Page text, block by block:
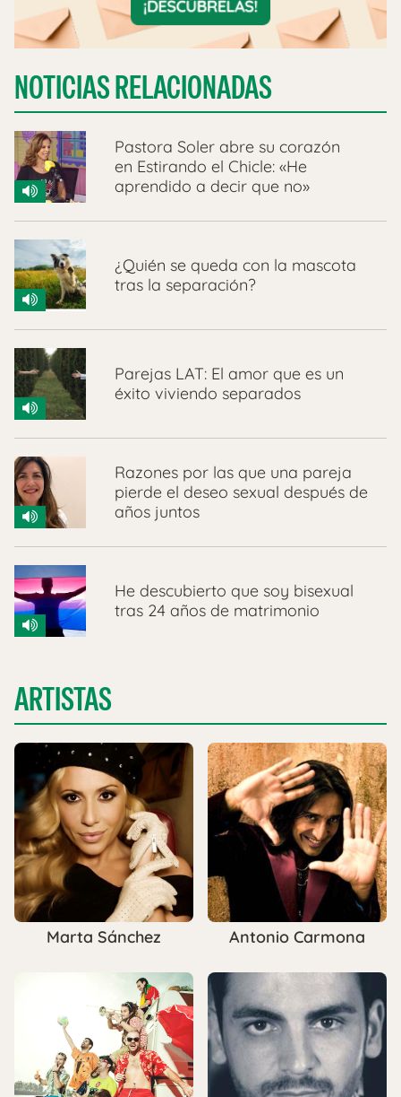
NOTICIAS RELACIONADAS
Pastora Soler abre su corazón
en Estirando el Chicle: «He
aprendido a decir que no»
¿Quién se queda con la mascota
tras la separación?
Parejas LAT: El amor que es un
éxito viviendo separados
Razones por las que una pareja
pierde el deseo sexual después de
años juntos
He descubierto que soy bisexual
tras 24 años de matrimonio
ARTISTAS
Marta Sánchez Antonio Carmona